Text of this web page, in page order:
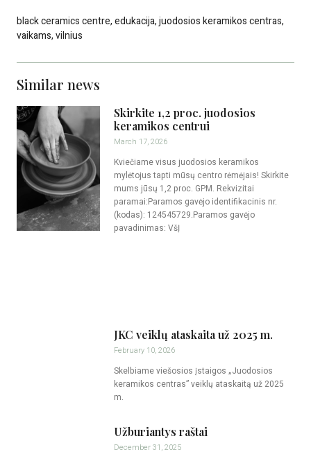
black ceramics centre,edukacija,juodosios keramikos centras,
vaikams,vilnius
Similar news
Skirkite 1,2 proc. juodosios
keramikos centrui
March 17, 2026
Kviečiame visus juodosios keramikos
mylėtojus tapti mūsų centro rėmėjais! Skirkite
mums jūsų 1,2 proc. GPM. Rekvizitai
paramai:Paramos gavėjo identifikacinis nr.
(kodas): 124545729.Paramos gavėjo
pavadinimas: VšĮ
JKC veiklų ataskaita už 2025 m.
February 10, 2026
Skelbiame viešosios įstaigos „Juodosios
keramikos centras” veiklų ataskaitą už 2025
m.
Užburiantys raštai
December 31, 2025